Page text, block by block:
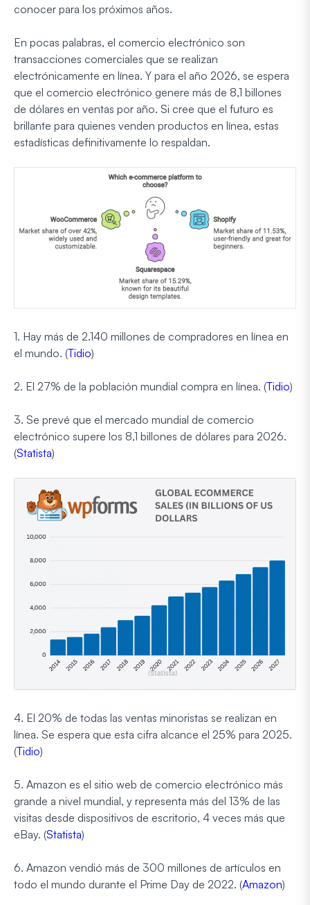
conocer para los próximos años.
En pocas palabras, el comercio electrónico son
transacciones comerciales que se realizan
electrónicamente en línea. Y para el año 2026, se espera
que el comercio electrónico genere más de 8,1 billones
de dólares en ventas por año. Si cree que el futuro es
brillante para quienes venden productos en línea, estas
estadísticas definitivamente lo respaldan.
1. Hay más de 2.140 millones de compradores en línea en
el mundo. (Tidio)
2. El 27% de la población mundial compra en línea. (Tidio)
3. Se prevé que el mercado mundial de comercio
electrónico supere los 8,1 billones de dólares para 2026.
(Statista)
4. El 20% de todas las ventas minoristas se realizan en
línea. Se espera que esta cifra alcance el 25% para 2025.
(Tidio)
5. Amazon es el sitio web de comercio electrónico más
grande a nivel mundial, y representa más del 13% de las
visitas desde dispositivos de escritorio, 4 veces más que
eBay. (Statista)
6. Amazon vendió más de 300 millones de artículos en
todo el mundo durante el Prime Day de 2022. (Amazon)